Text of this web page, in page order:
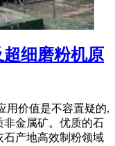
细磨粉机原
用价值是不容置疑的,
非金属矿。优质的石
石产地高效制粉领域